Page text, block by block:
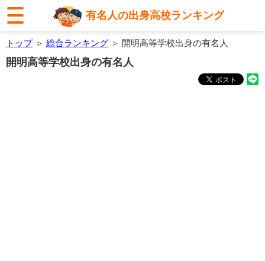
有名人の出身高校ランキング
トップ＞ 総合ランキング ＞ 開明高等学校出身の有名人
開明高等学校出身の有名人